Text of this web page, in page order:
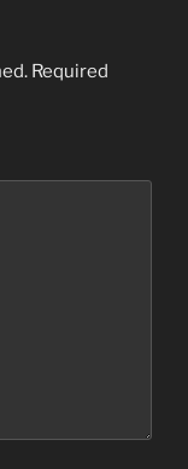
Required